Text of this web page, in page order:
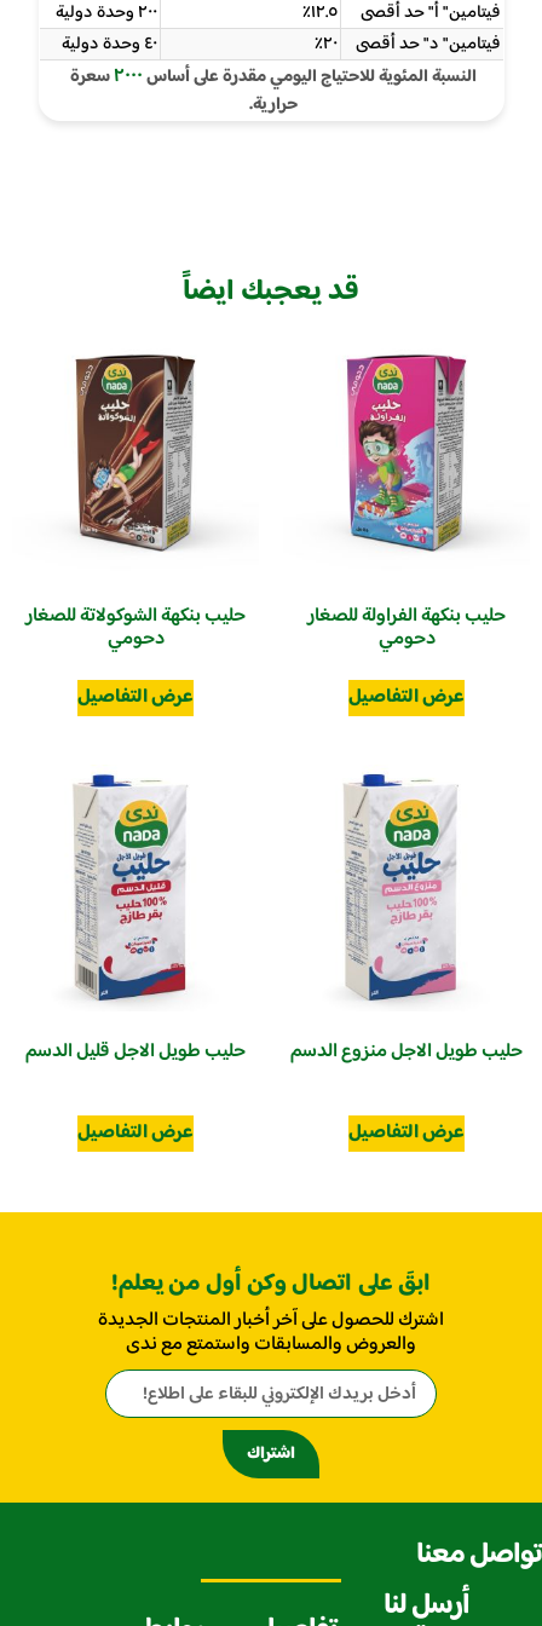
فيتامين " أ " حد أقصى ١٢.٥٪
٢٠٠ وحدة دولية
فيتامين " د " حد أقصى
٢٠٪
٤٠ وحدة دولية
النسبة المئوية للاحتياج اليومي مقدرة على أساس٢٠٠٠سعرة
حرارية.
قد يعجبك ايضاً
حليب بنكهة الفراولة للصغار
دحومي
عرض التفاصيل
حليب بنكهة الشوكولاتة للصغار
دحومي
عرض التفاصيل
حليب طويل الاجل منزوع الدسم
عرض التفاصيل
حليب طويل الاجل قليل الدسم
عرض التفاصيل
ابقَ على اتصال وكن أول من يعلم!
اشترك للحصول على آخر أخبار المنتجات الجديدة
والعروض والمسابقات واستمتع مع ندى
اشتراك
تواصل معنا
أرسل لنا